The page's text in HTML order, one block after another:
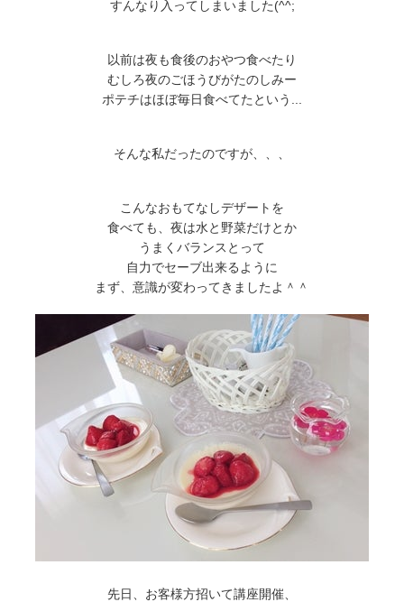
すんなり入ってしまいました(^^;
以前は夜も食後のおやつ食べたり
むしろ夜のごほうびがたのしみー
ポテチはほぼ毎日食べてたという...
そんな私だったのですが、、、
こんなおもてなしデザートを
食べても、夜は水と野菜だけとか
うまくバランスとって
自力でセーブ出来るように
まず、意識が変わってきましたよ＾＾
先日、お客様方招いて講座開催、